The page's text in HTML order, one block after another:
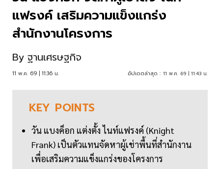
แฟรงค์ เสริมความแข็งแกร่ง
สำนักงานโครงการ
By ฐานเศรษฐกิจ
11 พ.ค. 69 | 11:36 น. อัปเดตล่าสุด : 11 พ.ค. 69 | 11:43 น.
KEY POINTS
วัน แบงค็อก แต่งตั้ง ไนท์แฟรงค์ (Knight
Frank) เป็นตัวแทนจัดหาผู้เช่าพื้นที่สำนักงาน
เพื่อเสริมความแข็งแกร่งของโครงการ